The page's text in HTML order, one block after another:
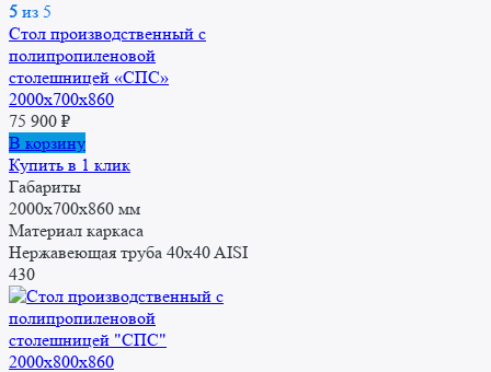
5 из 5
Стол производственный с
полипропиленовой
столешницей «СПС»
2000x700x860
75 900 ₽
В корзину
Купить в 1 клик
Габариты
2000x700x860 мм
Материал каркаса
Нержавеющая труба 40x40 AISI
430